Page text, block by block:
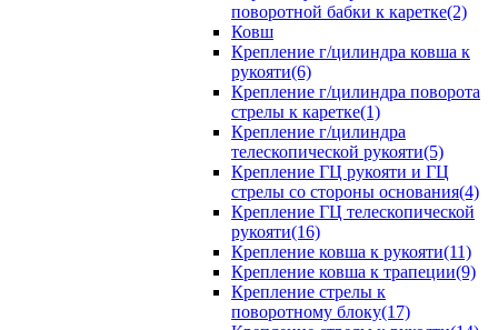
поворотной бабки к каретке(2)
Ковш
Крепление г/цилиндра ковша к
рукояти(6)
Крепление г/цилиндра поворота
стрелы к каретке(1)
Крепление г/цилиндра
телескопической рукояти(5)
Крепление ГЦ рукояти и ГЦ
стрелы со стороны основания(4)
Крепление ГЦ телескопической
рукояти(16)
Крепление ковша к рукояти(11)
Крепление ковша к трапеции(9)
Крепление стрелы к
поворотному блоку(17)